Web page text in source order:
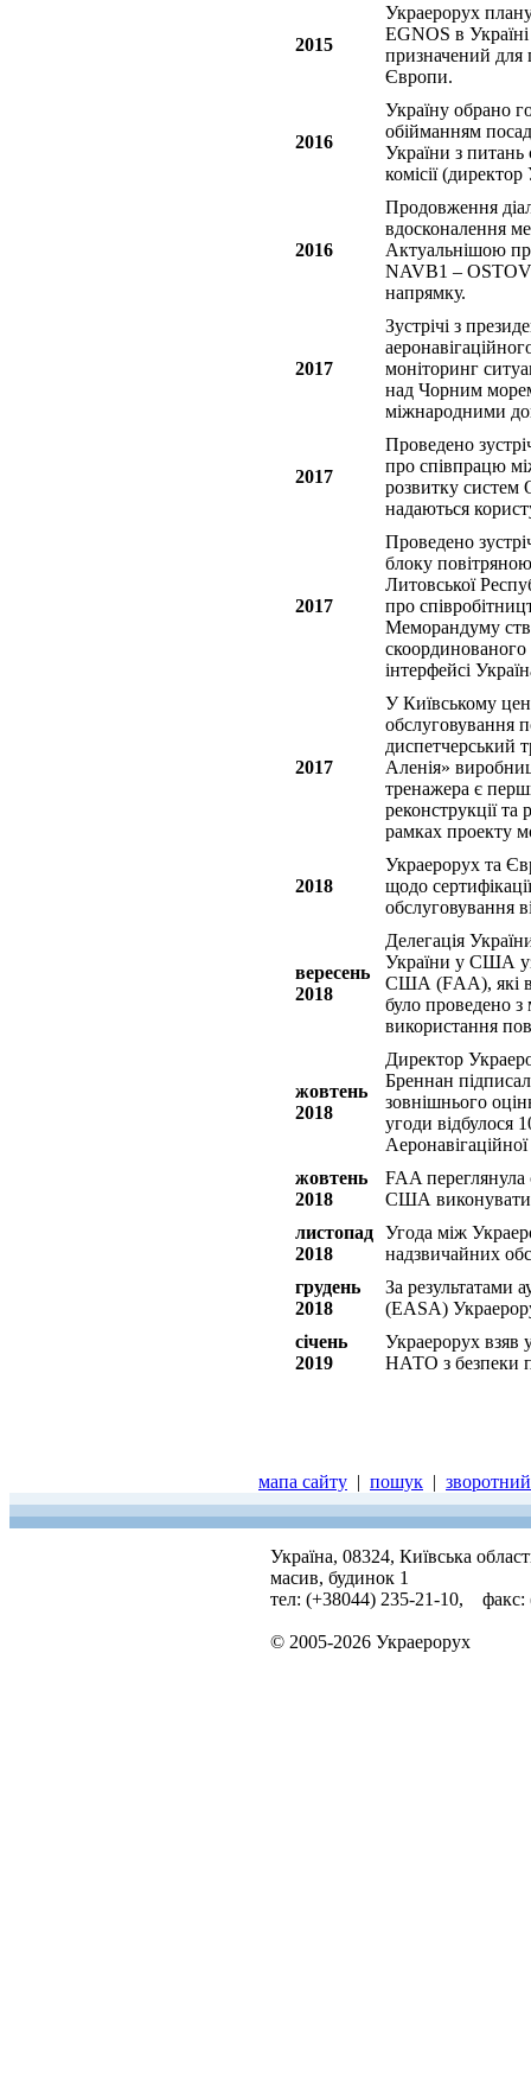
2015
Украерорух
EGNOS в
призначений для
Європи.
2016
Україну обрано
обійманням
України з питань
комісії
2016
Продовження
вдосконалення
Актуальнішою
NAVB1 – OSTOV
напрямку.
2017
Зустрічі з
моніторинг
над Чорним
міжнародними
2017
Проведено
про співпрацю
розвитку систем
надаються
2017
Проведено
блоку
Литовської
про
Меморандуму
інтерфейсі
2017
У Київському
обслуговування
диспетчерський
Аленія»
тренажера є
реконструкції
рамках проекту
2018
Украерорух та
щодо
обслуговування
вересень
2018
Делегація
України у США
США (FАА), які
було проведено з
використання
жовтень
2018
Директор
Бреннан
зовнішнього
угоди відбулося
жовтень
2018
FAA переглянула
США виконувати
листопад
2018
Угода між
надзвичайних
грудень
2018
За результатами
(EASA)
січень
2019
Украерорух взяв
НАТО з безпеки
мапа сайту | пошук |
Україна, 08324, Київська
масив, будинок 1
тел: (+38044) 235-21-10, факс:
© 2005-2026 Украерорух